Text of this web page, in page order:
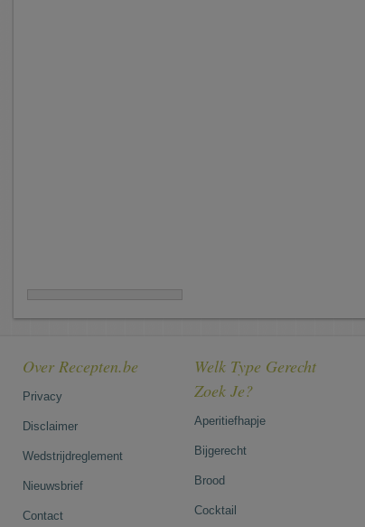
Over Recepten.be
Privacy
Disclaimer
Wedstrijdreglement
Nieuwsbrief
Contact
Welk Type Gerecht
Zoek Je?
Aperitiefhapje
Bijgerecht
Brood
Cocktail